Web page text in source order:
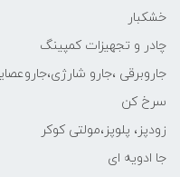
خشکبار
چادر و تجهیزات کمپینگ
جاروبرقی ،جارو
سرخ کن
زودپز، پلوپز،مولتی کوکر
جا ادویه ای